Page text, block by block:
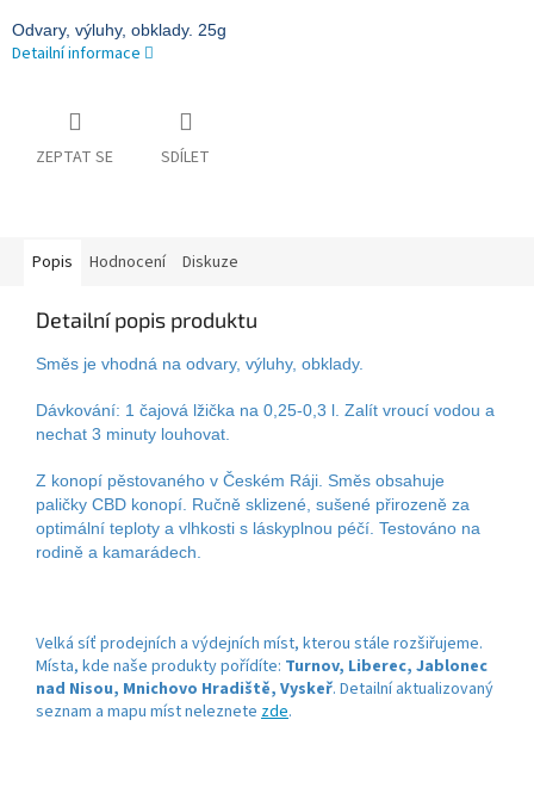
Odvary, výluhy, obklady. 25g
Detailní informace
ZEPTAT SE SDÍLET
Popis Hodnocení Diskuze
Detailní popis produktu
Směs je vhodná na odvary, výluhy, obklady.
Dávkování: 1 čajová lžička na 0,25-0,3 l. Zalít vroucí vodou a
nechat 3 minuty louhovat.
Z konopí pěstovaného v Českém Ráji. Směs obsahuje
paličky CBD konopí. Ručně sklizené, sušené přirozeně za
optimální teploty a vlhkosti s láskyplnou péčí. Testováno na
rodině a kamarádech.
Velká síť prodejních a výdejních míst, kterou stále rozšiřujeme.
Místa, kde naše produkty pořídíte: Turnov, Liberec, Jablonec
nad Nisou, Mnichovo Hradiště, Vyskeř. Detailní aktualizovaný
seznam a mapu míst neleznete zde.